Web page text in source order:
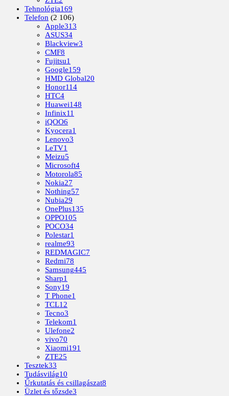
Tehnológia169
Telefon (2 106)
Apple313
ASUS34
Blackview3
CMF8
Fujitsu1
Google159
HMD Global20
Honor114
HTC4
Huawei148
Infinix11
iQOO6
Kyocera1
Lenovo3
LeTV1
Meizu5
Microsoft4
Motorola85
Nokia27
Nothing57
Nubia29
OnePlus135
OPPO105
POCO34
Polestar1
realme93
REDMAGIC7
Redmi78
Samsung445
Sharp1
Sony19
T Phone1
TCL12
Tecno3
Telekom1
Ulefone2
vivo70
Xiaomi191
ZTE25
Tesztek33
Tudásvilág10
Űrkutatás és csillagászat8
Üzlet és tőzsde3